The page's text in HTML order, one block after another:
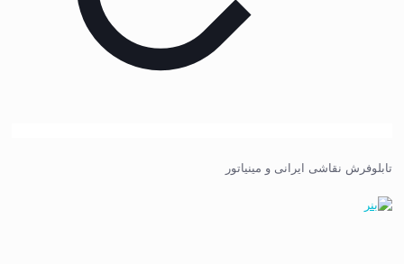
تابلوفرش نقاشی ایرانی و مینیاتور